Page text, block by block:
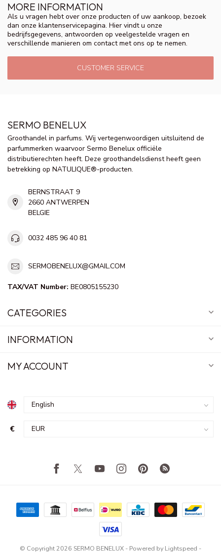
MORE INFORMATION
Als u vragen hebt over onze producten of uw aankoop, bezoek
dan onze klantenservicepagina. Hier vindt u onze
bedrijfsgegevens, antwoorden op veelgestelde vragen en
verschillende manieren om contact met ons op te nemen.
CUSTOMER SERVICE
SERMO BENELUX
Groothandel in parfums. Wij vertegenwoordigen uitsluitend de
parfummerken waarvoor Sermo Benelux officiële
distributierechten heeft. Deze groothandelsdienst heeft geen
betrekking op NATULIQUE®-producten.
BERNSTRAAT 9
2660 ANTWERPEN
BELGIE
0032 485 96 40 81
SERMOBENELUX@GMAIL.COM
TAX/VAT Number: BE0805155230
CATEGORIES
INFORMATION
MY ACCOUNT
€
© Copyright 2026 SERMO BENELUX - Powered by Lightspeed -